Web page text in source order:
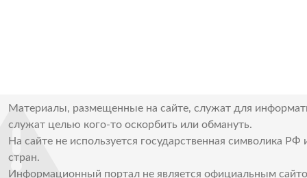
Материалы, размещенные на сайте, служат для
служат целью кого-то оскорбить или обмануть.
На сайте не используется государственная символика РФ
стран.
Информационный портал не является официальным